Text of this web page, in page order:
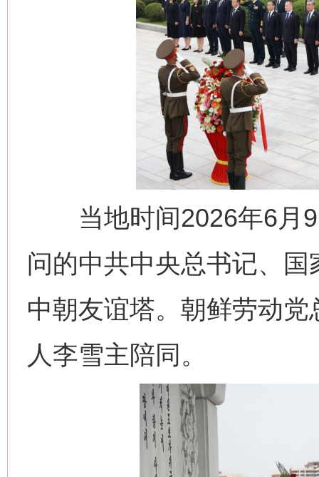
当地时间2026年6月9
问的中共中央总书记、
中朝友谊塔。朝鲜劳动
人李雪主陪同。